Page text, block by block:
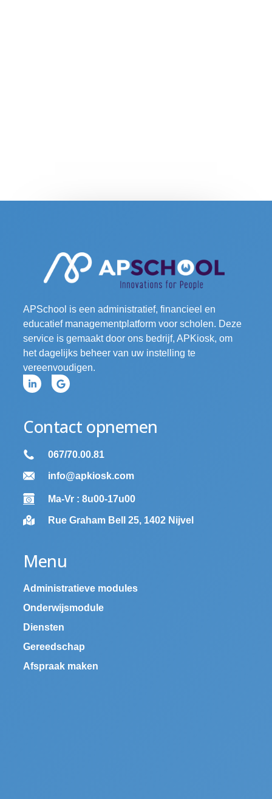
APSchool is een administratief, financieel en
educatief managementplatform voor scholen. Deze
service is gemaakt door ons bedrijf, APKiosk, om
het dagelijks beheer van uw instelling te
vereenvoudigen.
Contact opnemen
067/70.00.81
info@apkiosk.com
Ma-Vr : 8u00-17u00
Rue Graham Bell 25, 1402 Nijvel
Menu
Administratieve modules
Onderwijsmodule
Diensten
Gereedschap
Afspraak maken